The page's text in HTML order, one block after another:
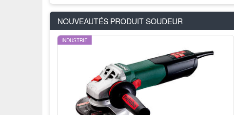
NOUVEAUTÉS PRODUITSOUDEUR
INDUSTRIE